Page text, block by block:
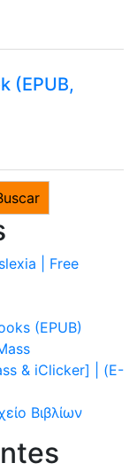
(EPUB,
| Free
(EPUB)
& iClicker] | (E-
Βιβλίων